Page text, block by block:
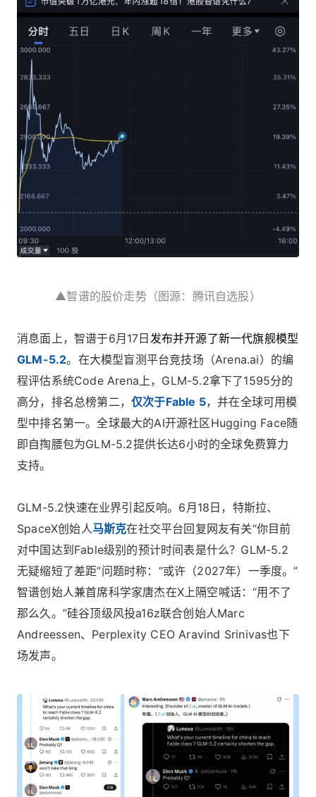
▲智谱的股价走势（图源：腾讯自选股）
消息面上，智谱于6月17日 发布并开源了新一代旗舰模型
GLM-5.2。在大模型盲测平台竞技场（Arena.ai）的编
程评估系统Code Arena上，GLM-5.2拿下了1595分的
高分，排名总榜第二， 仅次于Fable 5，并在全球可用模
型中排名第一。全球最大的AI开源社区Hugging Face随
即自掏腰包为GLM-5.2提供长达6小时的全球免费算力
支持。
GLM-5.2快速在业界引起反响。6月18日，特斯拉、
SpaceX创始人马斯克在社交平台回复网友有关“你目前
对中国达到Fable级别的预计时间表是什么？GLM-5.2
无疑缩短了差距”问题时称：“或许（2027年）一季度。”
智谱创始人兼首席科学家唐杰在X上隔空喊话：“用不了
那么久。”硅谷顶级风投a16z联合创始人Marc
Andreessen、Perplexity CEO Aravind Srinivas也下
场发声。